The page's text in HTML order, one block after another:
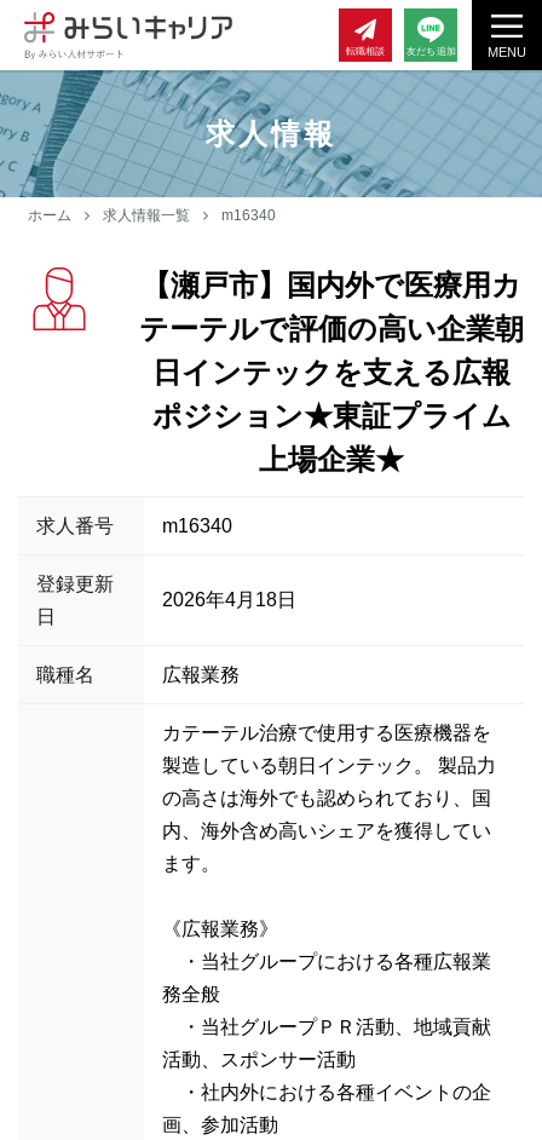
MENU
転職相談 友だち追加
求人情報
ホーム 求人情報一覧 m16340
【瀬戸市】国内外で医療用カ
テーテルで評価の高い企業朝
日インテックを支える広報
ポジション★東証プライム
上場企業★
求人番号 m16340
登録更新
日
2026年4月18日
職種名 広報業務
カテーテル治療で使用する医療機器を
製造している朝日インテック。 製品力
の高さは海外でも認められており、国
内、海外含め高いシェアを獲得してい
ます。
《広報業務》
・当社グループにおける各種広報業
務全般
・当社グループＰＲ活動、地域貢献
活動、スポンサー活動
・社内外における各種イベントの企
画、参加活動